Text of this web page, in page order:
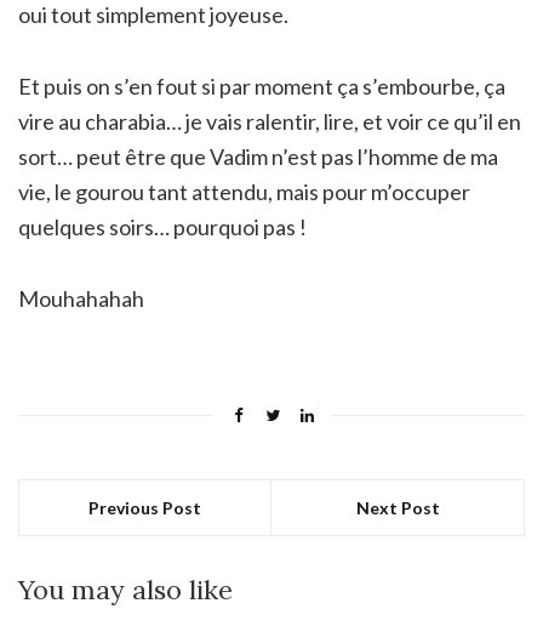
oui tout simplement joyeuse.
Et puis on s’en fout si par moment ça s’embourbe, ça
vire au charabia… je vais ralentir, lire, et voir ce qu’il en
sort… peut être que Vadim n’est pas l’homme de ma
vie, le gourou tant attendu, mais pour m’occuper
quelques soirs… pourquoi pas !
Mouhahahah
Previous Post Next Post
You may also like